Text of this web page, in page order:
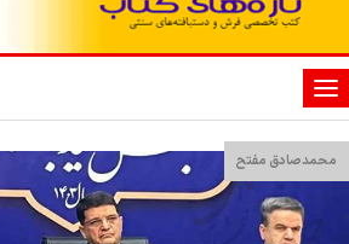
تغییر
وضعیت
ناوبری
محمدصادق مفتح